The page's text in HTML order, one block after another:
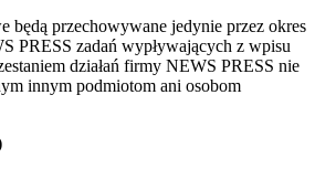
będą przechowywane jedynie przez okres
PRESS zadań wypływających z wpisu
działań firmy NEWS PRESS nie
innym podmiotom ani osobom